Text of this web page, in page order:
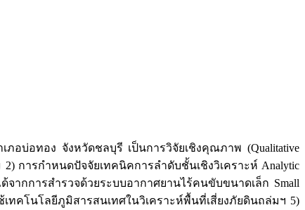
ทอง จังหวัดชลบุรี เป็นการวิจัยเชิงคุณภาพ (Qualitative
การกำหนดปัจจัยเทคนิคการลำดับชั้นเชิงวิเคราะห์ Analytic
ากการสำรวจด้วยระบบอากาศยานไร้คนขับขนาดเล็ก Small
เทคโนโลยีภูมิสารสนเทศในวิเคราะห์พื้นที่เสี่ยงภัยดินถล่มฯ 5)